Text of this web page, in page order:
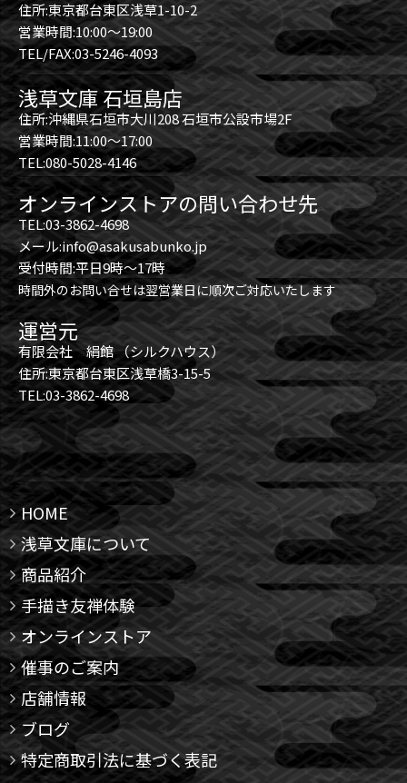
住所:東京都台東区浅草1-10-2
営業時間:10:00～19:00
TEL/FAX:03-5246-4093
浅草文庫 石垣島店
住所:沖縄県石垣市大川208 石垣市公設市場2F
営業時間:11:00～17:00
TEL:080-5028-4146
オンラインストアの問い合わせ先
TEL:03-3862-4698
メール:info@asakusabunko.jp
受付時間:平日9時～17時
時間外のお問い合せは翌営業日に順次ご対応いたします
運営元
有限会社 絹館 （シルクハウス）
住所:東京都台東区浅草橋3-15-5
TEL:03-3862-4698
HOME
浅草文庫について
商品紹介
手描き友禅体験
オンラインストア
催事のご案内
店舗情報
ブログ
特定商取引法に基づく表記